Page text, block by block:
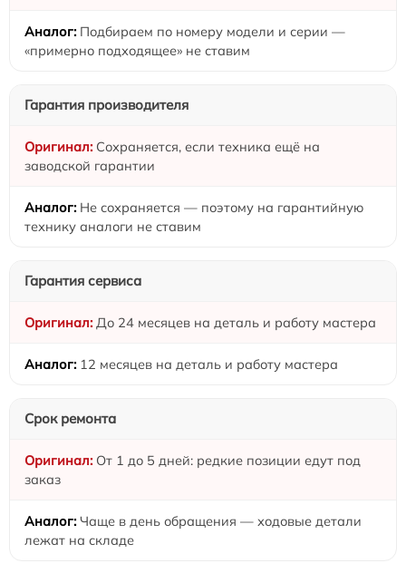
Подбираем по номеру модели и серии —
«примерно подходящее» не ставим
Гарантия производителя
Сохраняется, если техника ещё на
заводской гарантии
Не сохраняется — поэтому на гарантийную
технику аналоги не ставим
Гарантия сервиса
До 24 месяцев на деталь и работу мастера
12 месяцев на деталь и работу мастера
Срок ремонта
От 1 до 5 дней: редкие позиции едут под
заказ
Чаще в день обращения — ходовые детали
лежат на складе